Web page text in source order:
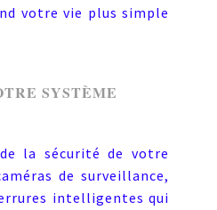
votre vie plus simple
SYSTÈME
la sécurité de votre
de surveillance,
intelligentes qui